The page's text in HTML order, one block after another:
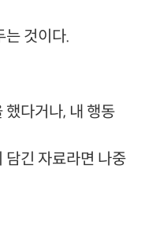
는 것이다.
했다거나, 내 행동
담긴 자료라면 나중